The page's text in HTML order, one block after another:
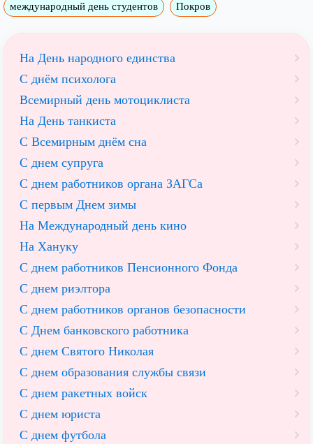
международный день студентов Покров
На День народного единства
С днём психолога
Всемирный день мотоциклиста
На День танкиста
С Всемирным днём сна
С днем супруга
С днем работников органа ЗАГСа
С первым Днем зимы
На Международный день кино
На Хануку
С днем работников Пенсионного Фонда
С днем риэлтора
С днем работников органов безопасности
С Днем банковского работника
С днем Святого Николая
С днем образования службы связи
С днем ракетных войск
С днем юриста
С днем футбола